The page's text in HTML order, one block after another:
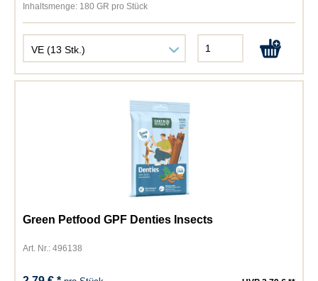
Inhaltsmenge: 180 GR pro Stück
Green Petfood GPF Denties Insects
Art. Nr.: 496138